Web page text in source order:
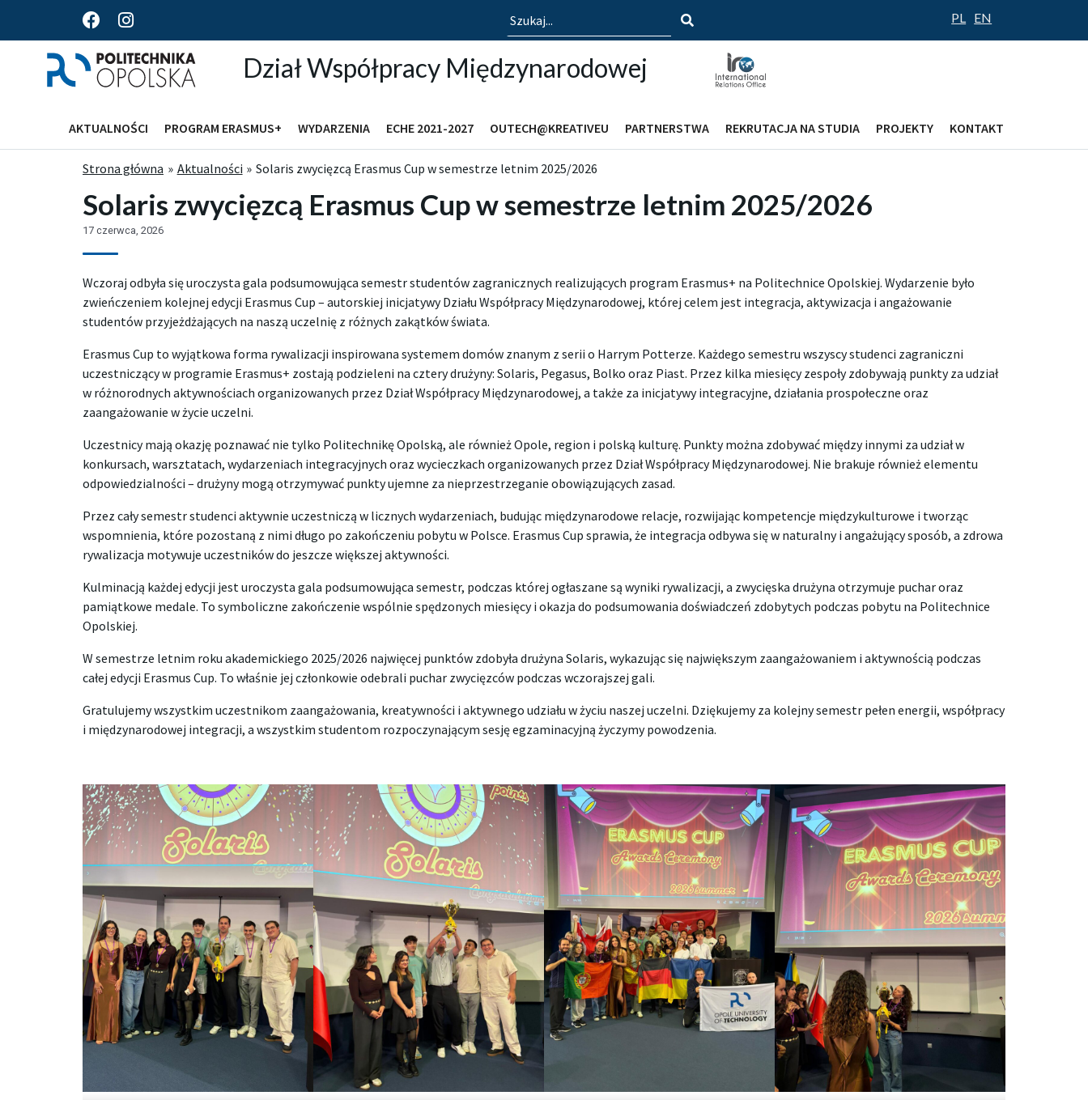
F
a
c
e
b
o
k
I
n
s
t
a
r
a
m
Szukaj PL EN
Dział Współpracy Międzynarodowej
AKTUALNOŚCI PROGRAM ERASMUS+ WYDARZENIA ECHE 2021-2027 OUTECH@KREATIVEU PARTNERSTWA REKRUTACJA NA STUDIA PROJEKTY KONTAKT
Strona główna Aktualności Solaris zwycięzcą Erasmus Cup w semestrze letnim 2025/2026
Solaris zwycięzcą Erasmus Cup w semestrze letnim 2025/2026
17 czerwca, 2026
Wczoraj odbyła się uroczysta gala podsumowująca semestr studentów zagranicznych realizujących program Erasmus+ na Politechnice Opolskiej. Wydarzenie było
zwieńczeniem kolejnej edycji Erasmus Cup – autorskiej inicjatywy Działu Współpracy Międzynarodowej, której celem jest integracja, aktywizacja i angażowanie
studentów przyjeżdżających na naszą uczelnię z różnych zakątków świata.
Erasmus Cup to wyjątkowa forma rywalizacji inspirowana systemem domów znanym z serii o Harrym Potterze. Każdego semestru wszyscy studenci zagraniczni
uczestniczący w programie Erasmus+ zostają podzieleni na cztery drużyny: Solaris, Pegasus, Bolko oraz Piast. Przez kilka miesięcy zespoły zdobywają punkty za udział
w różnorodnych aktywnościach organizowanych przez Dział Współpracy Międzynarodowej, a także za inicjatywy integracyjne, działania prospołeczne oraz
zaangażowanie w życie uczelni.
Uczestnicy mają okazję poznawać nie tylko Politechnikę Opolską, ale również Opole, region i polską kulturę. Punkty można zdobywać między innymi za udział w
konkursach, warsztatach, wydarzeniach integracyjnych oraz wycieczkach organizowanych przez Dział Współpracy Międzynarodowej. Nie brakuje również elementu
odpowiedzialności – drużyny mogą otrzymywać punkty ujemne za nieprzestrzeganie obowiązujących zasad.
Przez cały semestr studenci aktywnie uczestniczą w licznych wydarzeniach, budując międzynarodowe relacje, rozwijając kompetencje międzykulturowe i tworząc
wspomnienia, które pozostaną z nimi długo po zakończeniu pobytu w Polsce. Erasmus Cup sprawia, że integracja odbywa się w naturalny i angażujący sposób, a zdrowa
rywalizacja motywuje uczestników do jeszcze większej aktywności.
Kulminacją każdej edycji jest uroczysta gala podsumowująca semestr, podczas której ogłaszane są wyniki rywalizacji, a zwycięska drużyna otrzymuje puchar oraz
pamiątkowe medale. To symboliczne zakończenie wspólnie spędzonych miesięcy i okazja do podsumowania doświadczeń zdobytych podczas pobytu na Politechnice
Opolskiej.
W semestrze letnim roku akademickiego 2025/2026 najwięcej punktów zdobyła drużyna Solaris, wykazując się największym zaangażowaniem i aktywnością podczas
całej edycji Erasmus Cup. To właśnie jej członkowie odebrali puchar zwycięzców podczas wczorajszej gali.
Gratulujemy wszystkim uczestnikom zaangażowania, kreatywności i aktywnego udziału w życiu naszej uczelni. Dziękujemy za kolejny semestr pełen energii, współpracy
i międzynarodowej integracji, a wszystkim studentom rozpoczynającym sesję egzaminacyjną życzymy powodzenia.